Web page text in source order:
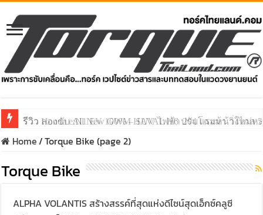
รีวิว ลองขับ All New GWM HAVAL H6 ปรับโฉมหน้าใหม่
Home/Torque Bike (page 2)
Torque Bike
ALPHA VOLANTIS สร้างสรรค์ที่สุดแห่งดีไซน์สุดเอ็กซ์คลูซี